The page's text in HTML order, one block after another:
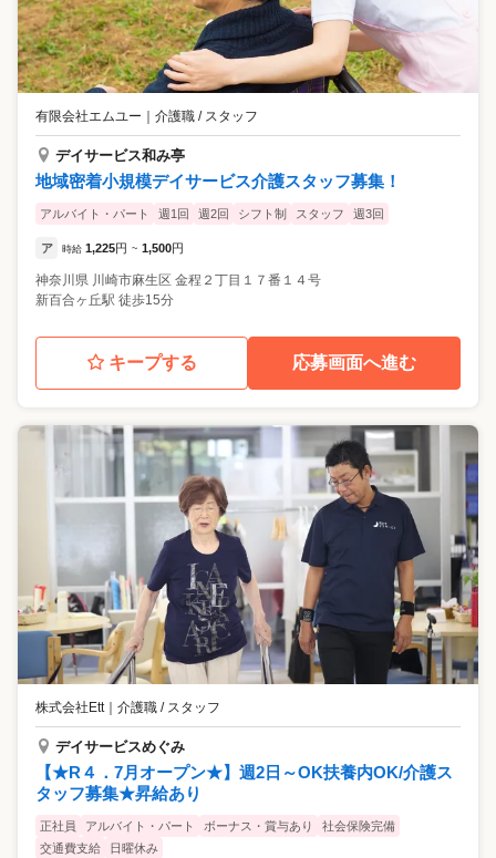
有限会社エムユー 介護職 / スタッフ
デイサービス和み亭
地域密着小規模デイサービス介護スタッフ募集！
アルバイト・パート 週1回 週2回 シフト制 スタッフ 週3回
ア 時給 1,225円 ~ 1,500円
神奈川県 川崎市麻生区 金程２丁目１７番１４号
新百合ヶ丘駅 徒歩15分
キープする 応募画面へ進む
株式会社Ett｜ 介護職 / スタッフ
デイサービスめぐみ
【★R４．7月オープン★】週2日～OK扶養内OK/介護ス
タッフ募集★昇給あり
正社員 アルバイト・パート ボーナス・賞与あり
社会保険完備
交通費支給
日曜休み